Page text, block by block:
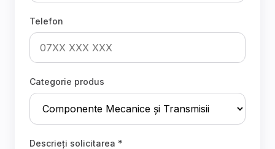
Telefon
Categorie produs
Descrieți solicitarea *